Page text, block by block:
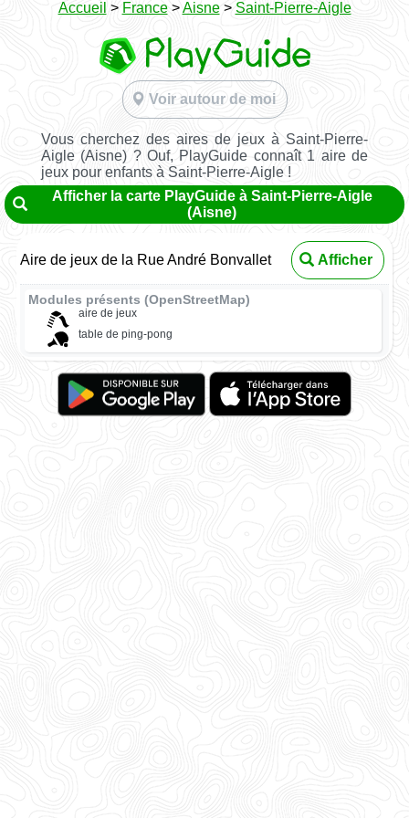
Accueil > France>Aisne> Saint-Pierre-Aigle
Voir autour de moi
Vous cherchez des aires de jeux à Saint-Pierre-
Aigle (Aisne) ? Ouf, PlayGuide connaît 1 aire de
jeux pour enfants à Saint-Pierre-Aigle !
Afficher la carte PlayGuide à Saint-Pierre-Aigle
(Aisne)
Aire de jeux de la Rue André Bonvallet Afficher
Modules présents (OpenStreetMap)
aire de jeux
table de ping-pong